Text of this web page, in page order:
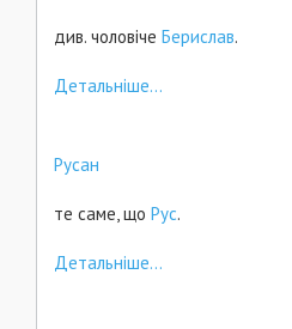
див. чоловіче Берислав.
Детальніше...
Русан
те саме, що Рус.
Детальніше...